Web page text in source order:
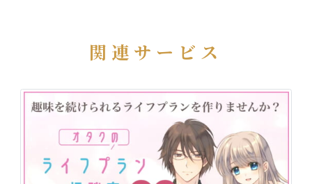
関連サービス